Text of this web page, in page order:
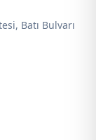
Batı Bulvarı